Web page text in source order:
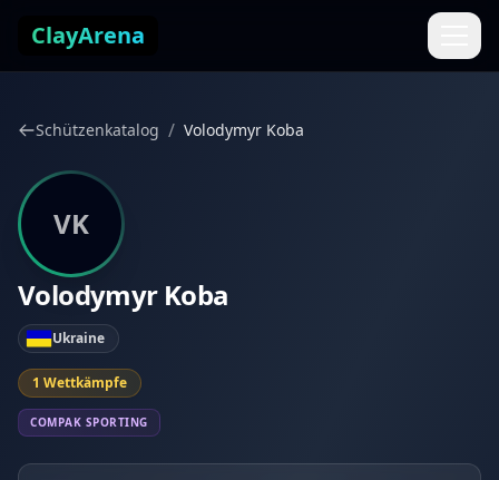
ClayArena
Schützenkatalog / Volodymyr Koba
VK
Volodymyr Koba
Ukraine
1 Wettkämpfe
COMPAK SPORTING